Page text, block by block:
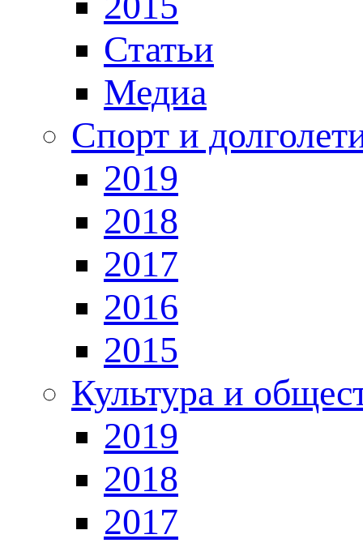
Статьи
Медиа
Спорт и
2019
2018
2017
2016
2015
Культура и
2019
2018
2017